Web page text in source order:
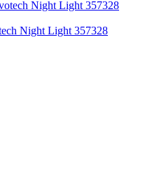
Night Light 357328